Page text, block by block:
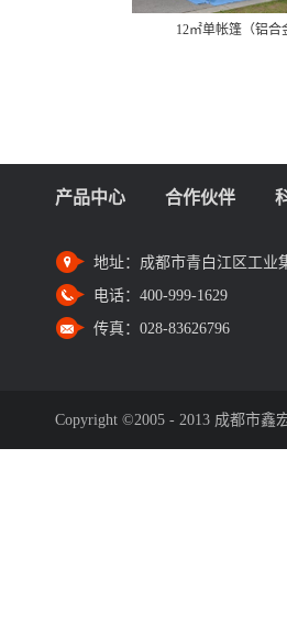
12㎡单帐篷（铝合
产品中心 合作伙伴
地址： 成都市青白江区工业
电话： 400-999-1629
传真： 028-83626796
Copyright ©2005 - 2013 成都市鑫